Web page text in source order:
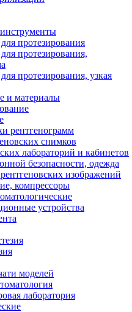
протезирования
протезирования,
протезирования, узкая
и материалы
рентгенограмм
снимков
лабораторий и кабинетов
безопасности, одежда
изображений
компрессоры
устройства
моделей
лаборатория